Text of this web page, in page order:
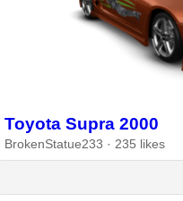
Toyota Supra 2000
BrokenStatue233 · 235 likes